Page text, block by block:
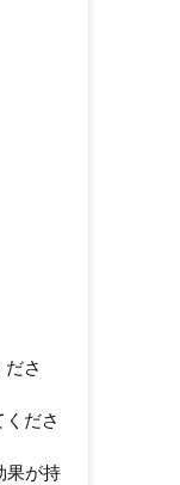
さ
ださ
果が持